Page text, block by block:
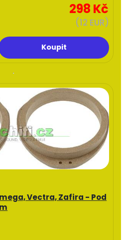
298 Kč
(12 EUR)
Vectra, Zafira - Pod